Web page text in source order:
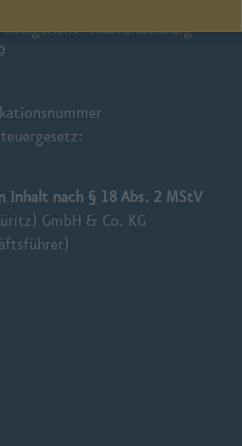
Neubrandenburg
nach § 18 Abs. 2 MStV
GmbH & Co. KG